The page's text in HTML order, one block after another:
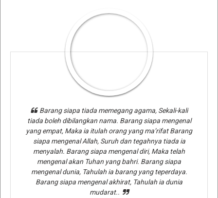
Barang siapa tiada memegang agama, Sekali-kali
tiada boleh dibilangkan nama. Barang siapa mengenal
yang empat, Maka ia itulah orang yang ma’rifat Barang
siapa mengenal Allah, Suruh dan tegahnya tiada ia
menyalah. Barang siapa mengenal diri, Maka telah
mengenal akan Tuhan yang bahri. Barang siapa
mengenal dunia, Tahulah ia barang yang teperdaya.
Barang siapa mengenal akhirat, Tahulah ia dunia
mudarat..